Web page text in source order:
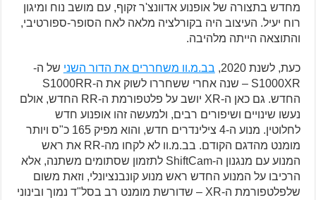
מחדש בתצורה של אופנוע אדוונצ'ר זקוף, עם מושב נוח ומיגון
רוח יעיל. העיצוב היה בקורלציה מלאה לאח הסופר-ספורטיבי,
והתוצאה הייתה מלהיבה.
כעת, לשנת 2020, בב.מ.וו משחררים את הדור השני של ה-
S1000XR – שנה אחרי ששחררו לשוק את ה-S1000RR
החדש. גם כאן ה-XR יושב על פלטפורמת ה-RR החדש, אולם
נעשו שינויים ושיפורים רבים, ולמעשה זהו אופנוע חדש
לחלוטין. מנוע ה-4 צילינדרים חדש, והוא מפיק 165 כ"ס ויותר
מומנט מהדגם הקודם. בב.מ.וו לא לקחו מה-RR את ראש
המנוע עם מנגנון ה-ShiftCam לתזמון שסתומים משתנה, אלא
הרכיבו על המנוע החדש ראש מנוע קונבנציונלי, וזאת משום
שלפלטפורמת ה-XR – שדורשת מומנט רב בסל"ד נמוך ובינוני